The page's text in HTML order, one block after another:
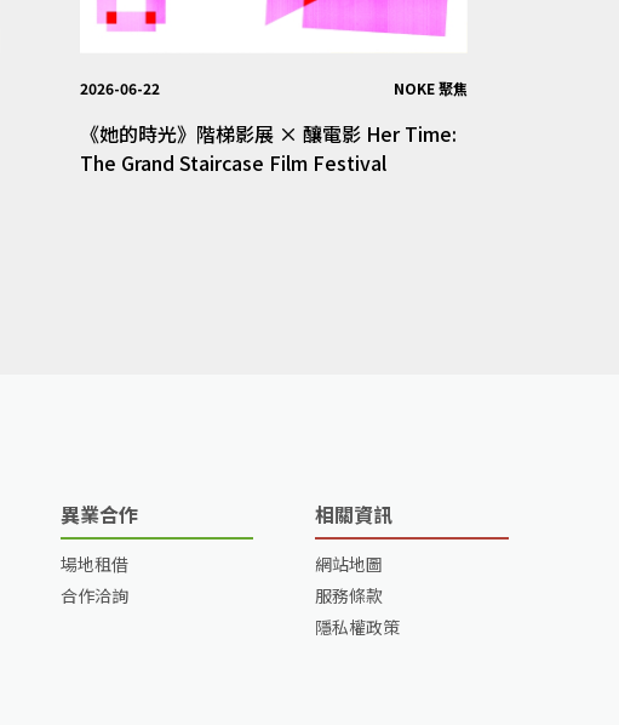
2026-06-22 NOKE 聚焦
《她的時光》階梯影展 × 釀電影 Her Time:
The Grand Staircase Film Festival
異業合作
場地租借
合作洽詢
相關資訊
網站地圖
服務條款
隱私權政策